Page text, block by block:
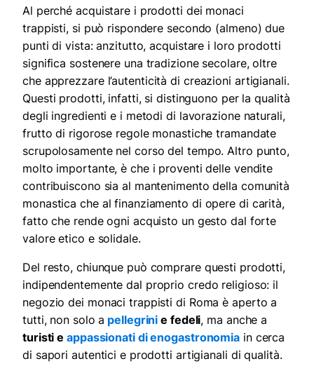
Al perché acquistare i prodotti dei monaci
trappisti, si può rispondere secondo (almeno) due
punti di vista: anzitutto, acquistare i loro prodotti
significa sostenere una tradizione secolare, oltre
che apprezzare l’autenticità di creazioni artigianali.
Questi prodotti, infatti, si distinguono per la qualità
degli ingredienti e i metodi di lavorazione naturali,
frutto di rigorose regole monastiche tramandate
scrupolosamente nel corso del tempo. Altro punto,
molto importante, è che i proventi delle vendite
contribuiscono sia al mantenimento della comunità
monastica che al finanziamento di opere di carità,
fatto che rende ogni acquisto un gesto dal forte
valore etico e solidale.
Del resto, chiunque può comprare questi prodotti,
indipendentemente dal proprio credo religioso: il
negozio dei monaci trappisti di Roma è aperto a
tutti, non solo a pellegrini e fedeli, ma anche a
turisti eappassionati di enogastronomia in cerca
di sapori autentici e prodotti artigianali di qualità.